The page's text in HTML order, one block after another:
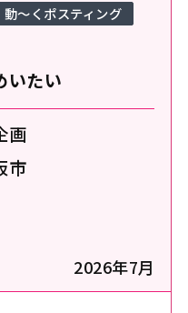
いたい
画
市
2026年7月
動～くポスティング